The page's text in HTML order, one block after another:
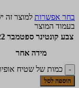
בחר אפשרות למוצר זה
בעמוד המוצר
צבע קונטינר ספטמבר 2022
מידה אחר
כמות של שטיח אופירה
הוספה לסל